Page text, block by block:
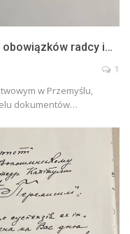
obowiązków radcy i…
1
w Przemyślu,
dokumentów…